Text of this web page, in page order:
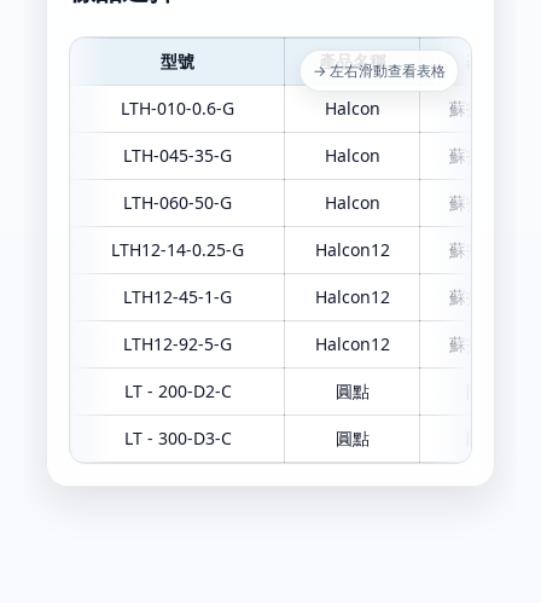
→ 左右滑動查看表格
型號 產品名稱
LTH-010-0.6-G Halcon 蘇打玻璃
LTH-045-35-G Halcon 蘇打玻璃
LTH-060-50-G Halcon 蘇打玻璃
LTH12-14-0.25-G Halcon12 蘇打玻璃
LTH12-45-1-G Halcon12 蘇打玻璃
LTH12-92-5-G Halcon12 蘇打玻璃
LT - 200-D2-C 圓點
LT - 300-D3-C 圓點